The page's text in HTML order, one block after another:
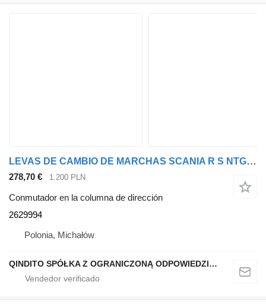
LEVAS DE CAMBIO DE MARCHAS SCANIA R S NTG 2629994 conmutador en la columna de dirección para Scania R S NTG cabeza tractora
278,70 € 1.200 PLN
Conmutador en la columna de dirección
2629994
Polonia, Michałów
QINDITO SPÓŁKA Z OGRANICZONĄ ODPOWIEDZIALNOŚCIĄ